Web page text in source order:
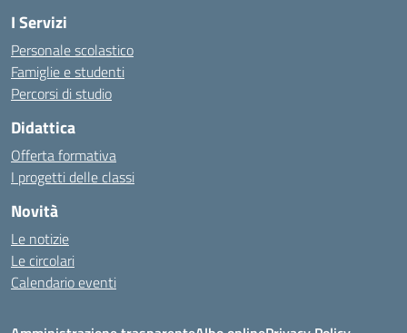
I Servizi
Personale scolastico
Famiglie e studenti
Percorsi di studio
Didattica
Offerta formativa
I progetti delle classi
Novità
Le notizie
Le circolari
Calendario eventi